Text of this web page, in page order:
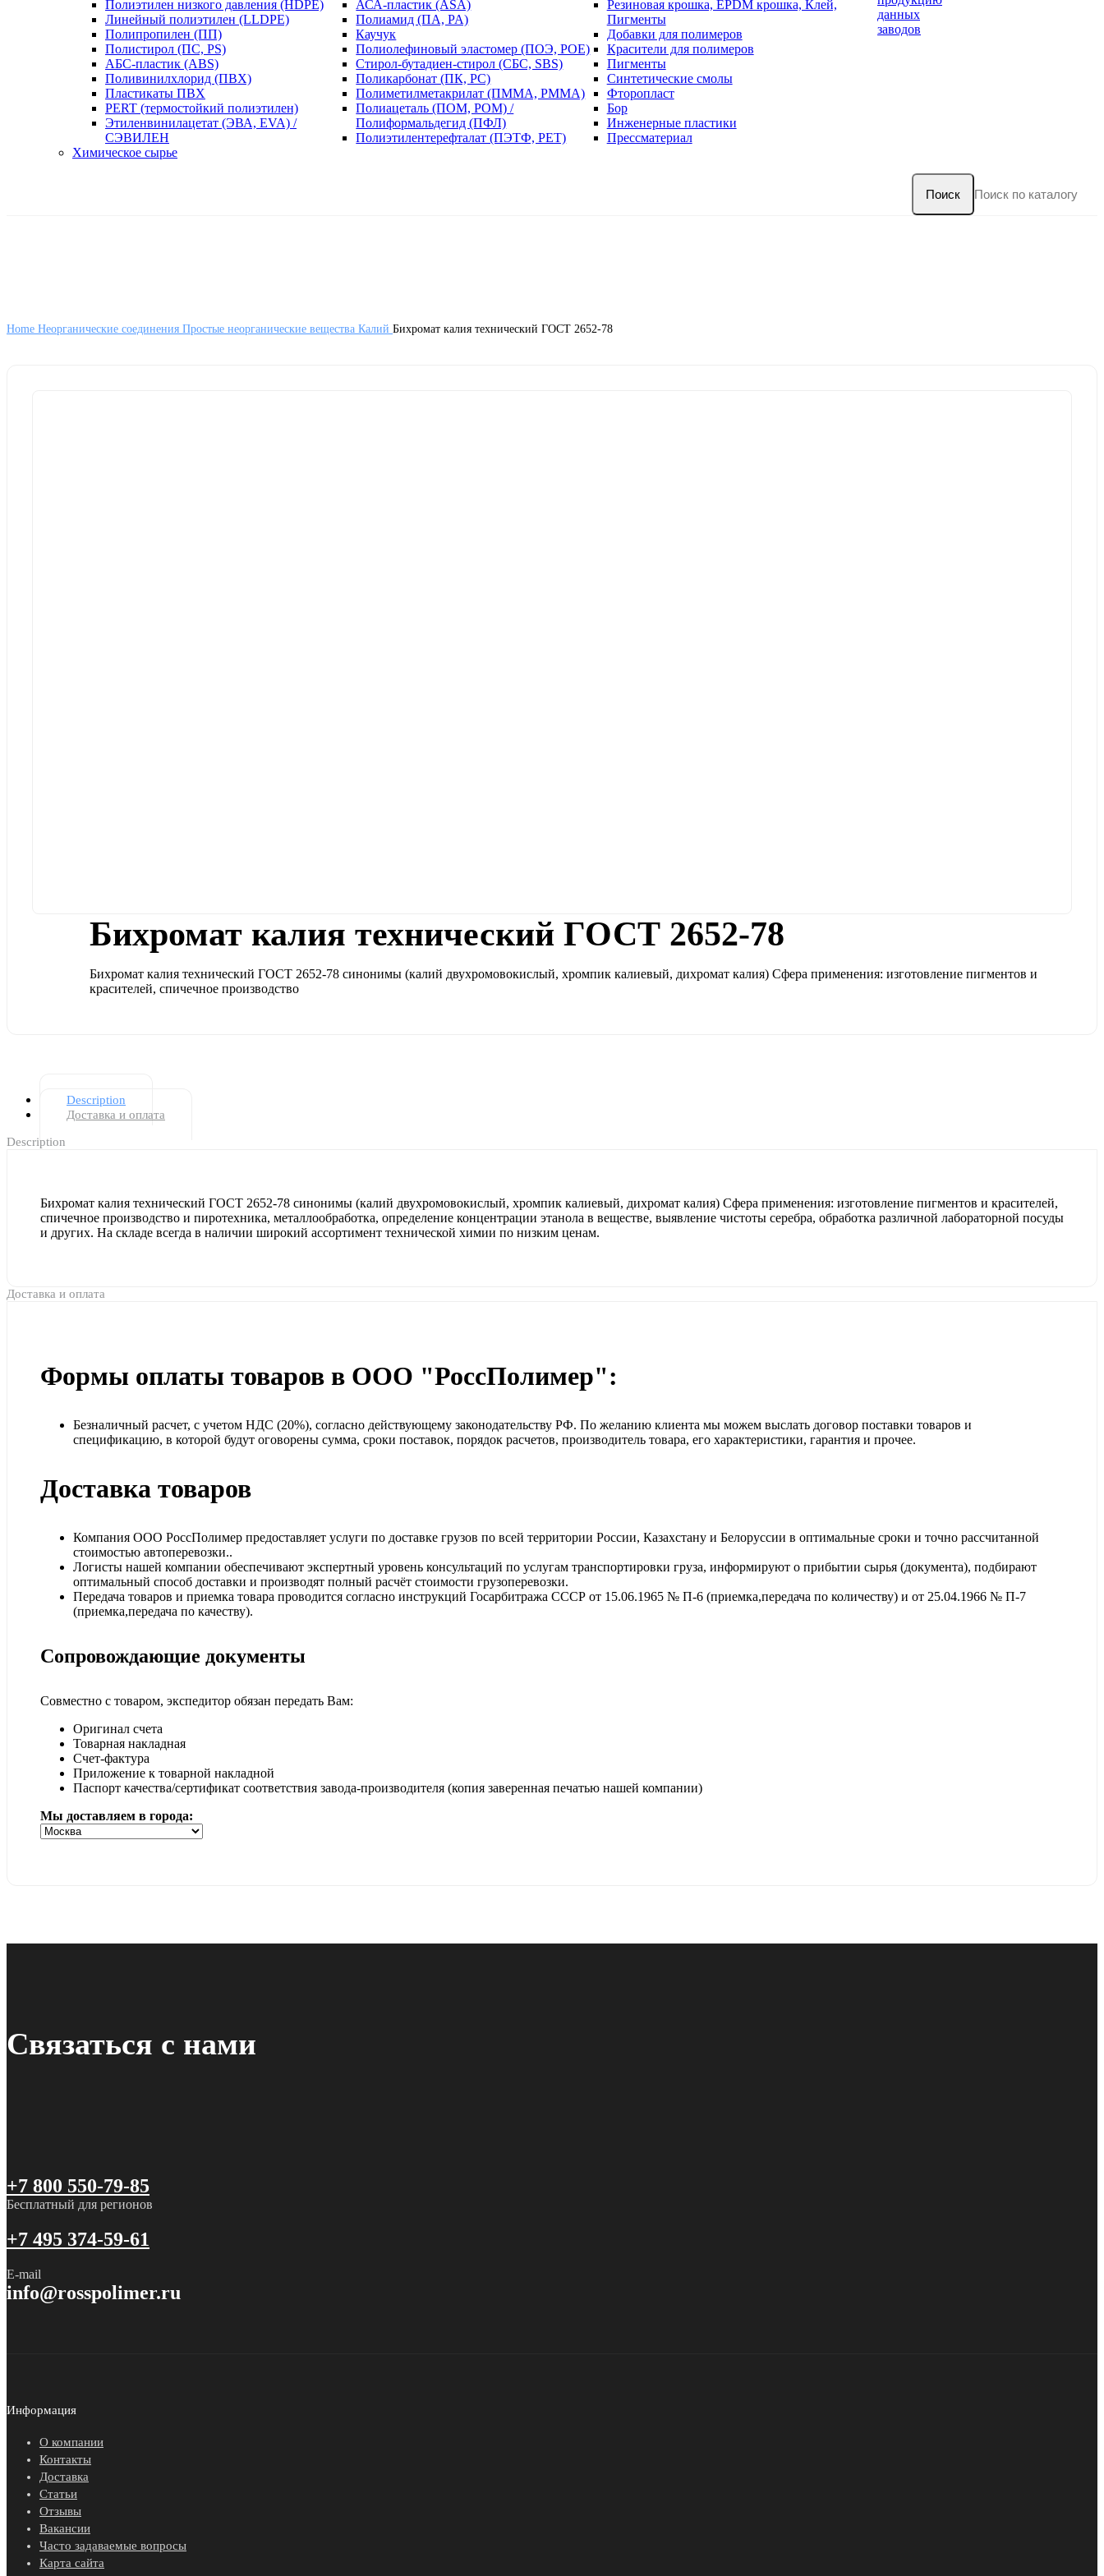
Полиэтилен низкого давления (HDPE)
Линейный полиэтилен (LLDPE)
Полипропилен (ПП)
Полистирол (ПС, PS)
АБС-пластик (ABS)
Поливинилхлорид (ПВХ)
Пластикаты ПВХ
PERT (термостойкий полиэтилен)
Этиленвинилацетат (ЭВА, EVA) /
СЭВИЛЕН
АСА-пластик (ASA)
Полиамид (ПА, PA)
Каучук
Полиолефиновый эластомер (ПОЭ, POE)
Стирол-бутадиен-стирол (СБС, SBS)
Поликарбонат (ПК, PC)
Полиметилметакрилат (ПММА, PMMA)
Полиацеталь (ПОМ, POM) /
Полиформальдегид (ПФЛ)
Полиэтилентерефталат (ПЭТФ, PET)
Резиновая крошка, EPDM крошка, Клей,
Пигменты
Добавки для полимеров
Красители для полимеров
Пигменты
Синтетические смолы
Фторопласт
Бор
Инженерные пластики
Прессматериал
Химическое сырье
данных
заводов
Поиск
Home Неорганические соединения Простые неорганические вещества Калий Бихромат калия технический ГОСТ 2652-78
Бихромат калия технический ГОСТ 2652-78
Бихромат калия технический ГОСТ 2652-78 синонимы (калий двухромовокислый, хромпик калиевый, дихромат калия) Сфера применения: изготовление пигментов и
красителей, спичечное производство
Description
Доставка и оплата
Description
Бихромат калия технический ГОСТ 2652-78 синонимы (калий двухромовокислый, хромпик калиевый, дихромат калия) Сфера применения: изготовление пигментов и красителей,
спичечное производство и пиротехника, металлообработка, определение концентрации этанола в веществе, выявление чистоты серебра, обработка различной лабораторной посуды
и других. На складе всегда в наличии широкий ассортимент технической химии по низким ценам.
Доставка и оплата
Формы оплаты товаров в ООО "РоссПолимер":
Безналичный расчет, с учетом НДС (20%), согласно действующему законодательству РФ. По желанию клиента мы можем выслать договор поставки товаров и
спецификацию, в которой будут оговорены сумма, сроки поставок, порядок расчетов, производитель товара, его характеристики, гарантия и прочее.
Доставка товаров
Компания ООО РоссПолимер предоставляет услуги по доставке грузов по всей территории России, Казахстану и Белоруссии в оптимальные сроки и точно рассчитанной
стоимостью автоперевозки..
Логисты нашей компании обеспечивают экспертный уровень консультаций по услугам транспортировки груза, информируют о прибытии сырья (документа), подбирают
оптимальный способ доставки и производят полный расчёт стоимости грузоперевозки.
Передача товаров и приемка товара проводится согласно инструкций Госарбитража СССР от 15.06.1965 № П-6 (приемка,передача по количеству) и от 25.04.1966 № П-7
(приемка,передача по качеству).
Сопровождающие документы
Совместно с товаром, экспедитор обязан передать Вам:
Оригинал счета
Товарная накладная
Счет-фактура
Приложение к товарной накладной
Паспорт качества/сертификат соответствия завода-производителя (копия заверенная печатью нашей компании)
Мы доставляем в города:
Связаться с нами
+7 800 550-79-85
Бесплатный для регионов
+7 495 374-59-61
E-mail
info@rosspolimer.ru
Информация
О компании
Контакты
Доставка
Статьи
Отзывы
Вакансии
Часто задаваемые вопросы
Карта сайта